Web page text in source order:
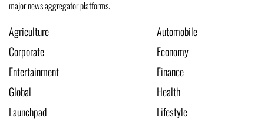
major news aggregator platforms.
Agriculture
Automobile
Corporate
Economy
Entertainment
Finance
Global
Health
Launchpad
Lifestyle